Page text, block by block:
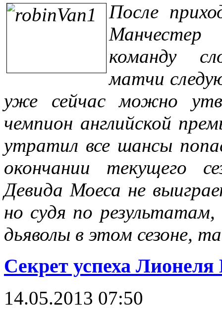
После
команду
матчи
уже сейчас можно
чемпион английской
утратил все шансы
окончании текущего
Девида Моеса не
но судя по
дьяволы в этом сезоне,
Секрет успеха
14.05.2013 07:50